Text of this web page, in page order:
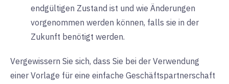
endgültigen Zustand ist und wie Änderungen
vorgenommen werden können, falls sie in der
Zukunft benötigt werden.
Vergewissern Sie sich, dass Sie bei der Verwendung
einer Vorlage für eine einfache Geschäftspartnerschaft